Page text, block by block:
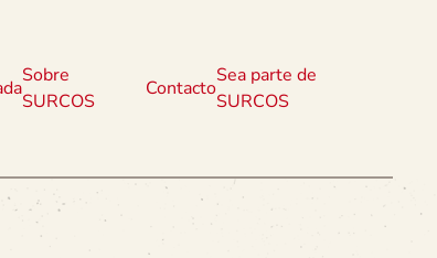
Sobre
SURCOS
Contacto
Sea parte de
SURCOS